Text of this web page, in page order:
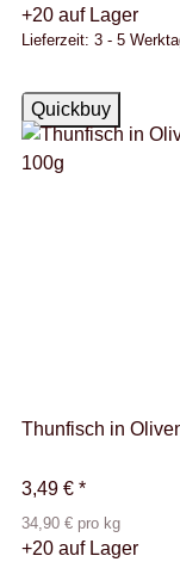
+20 auf Lager
Lieferzeit: 3 - 5
Quickbuy
Auf Lager
Thunfisch in
3,49 € *
34,90 € pro kg
+20 auf Lager